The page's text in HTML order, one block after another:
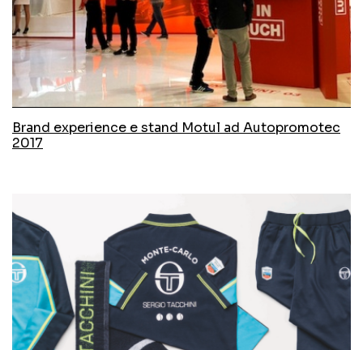
Brand experience e stand Motul ad Autopromotec
2017